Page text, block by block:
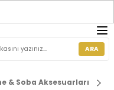
ARA
& Soba Aksesuarları